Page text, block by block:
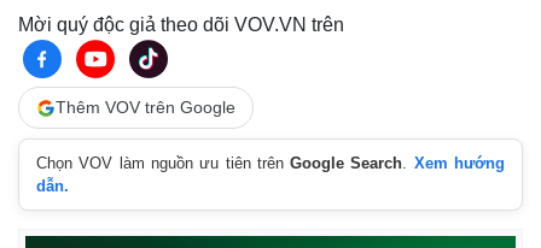
Pháp luật
Vụ án
Tin nóng
Tư vấn luật
Mời quý độc giả theo dõi VOV.VN trên
Thêm VOV trên Google
Chọn VOV làm nguồn ưu tiên trênGoogle Search. Xem hướng
dẫn.